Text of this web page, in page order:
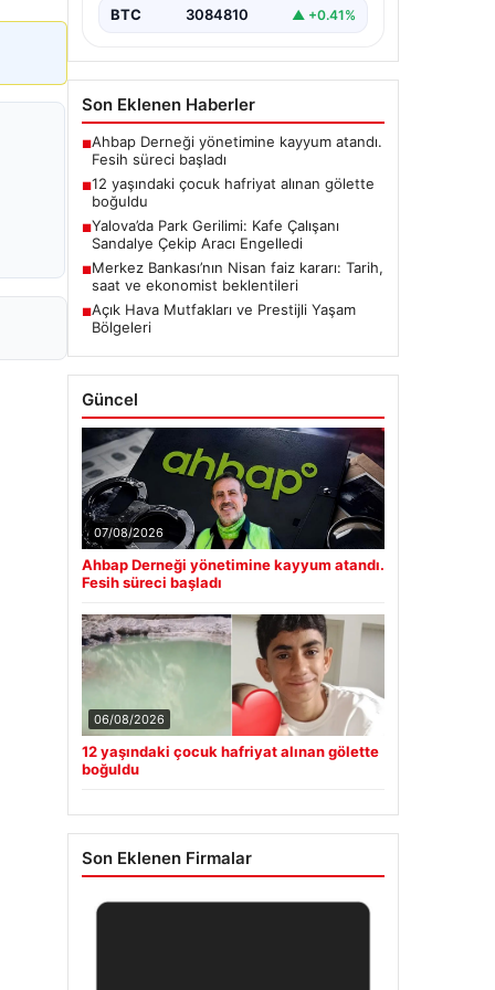
BTC 3084810 ▲ +0.41%
Son Eklenen Haberler
■Ahbap Derneği yönetimine kayyum atandı.
Fesih süreci başladı
■12 yaşındaki çocuk hafriyat alınan gölette
boğuldu
■Yalova’da Park Gerilimi: Kafe Çalışanı
Sandalye Çekip Aracı Engelledi
■Merkez Bankası’nın Nisan faiz kararı: Tarih,
saat ve ekonomist beklentileri
■Açık Hava Mutfakları ve Prestijli Yaşam
Bölgeleri
Güncel
07/08/2026
Ahbap Derneği yönetimine kayyum atandı.
Fesih süreci başladı
06/08/2026
12 yaşındaki çocuk hafriyat alınan gölette
boğuldu
Son Eklenen Firmalar